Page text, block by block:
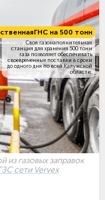
ГНС на 500 тонн
Своя газонаполнительная
станция для хранения 500 тонн
газа позволяет обеспечивать
своевременные поставки в сроки
до одного дня по всей Калужской
области.
из газовых заправок
сети Vervex